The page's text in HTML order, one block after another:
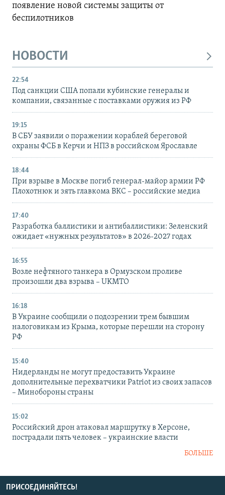
появление новой системы защиты от
беспилотников
НОВОСТИ
22:54
Под санкции США попали кубинские генералы и
компании, связанные с поставками оружия из РФ
19:15
В СБУ заявили о поражении кораблей береговой
охраны ФСБ в Керчи и НПЗ в российском Ярославле
18:44
При взрыве в Москве погиб генерал-майор армии РФ
Плохотнюк и зять главкома ВКС – российские медиа
17:40
Разработка баллистики и антибаллистики: Зеленский
ожидает «нужных результатов» в 2026-2027 годах
16:55
Возле нефтяного танкера в Ормузском проливе
произошли два взрыва – UKMTO
16:18
В Украине сообщили о подозрении трем бывшим
налоговикам из Крыма, которые перешли на сторону
РФ
15:40
Нидерланды не могут предоставить Украине
дополнительные перехватчики Patriot из своих запасов
– Минобороны страны
15:02
Российский дрон атаковал маршрутку в Херсоне,
пострадали пять человек – украинские власти
БОЛЬШЕ
ПРИСОЕДИНЯЙТЕСЬ!